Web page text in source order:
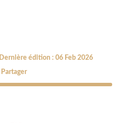
Dernière édition : 06 Feb 2026
Partager